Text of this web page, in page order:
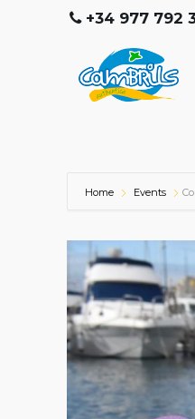
+34 977 792
Home Events